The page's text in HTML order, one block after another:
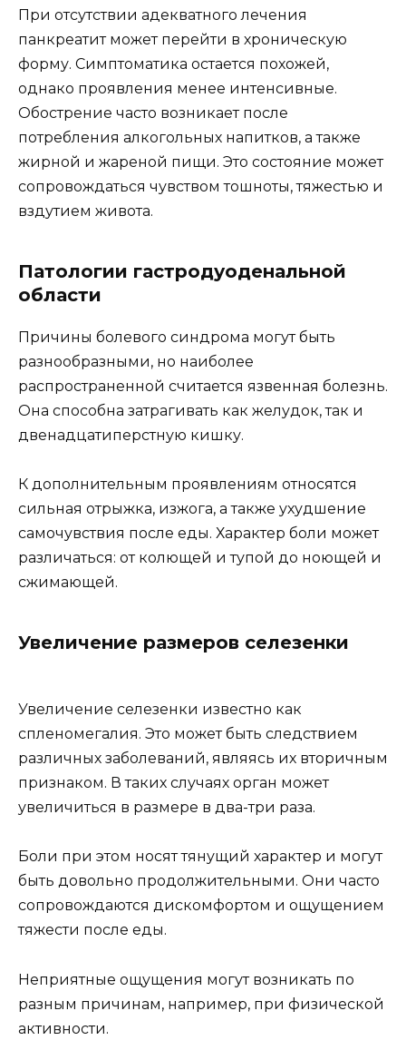
При отсутствии адекватного лечения
панкреатит может перейти в хроническую
форму. Симптоматика остается похожей,
однако проявления менее интенсивные.
Обострение часто возникает после
потребления алкогольных напитков, а также
жирной и жареной пищи. Это состояние может
сопровождаться чувством тошноты, тяжестью и
вздутием живота.
Патологии гастродуоденальной
области
Причины болевого синдрома могут быть
разнообразными, но наиболее
распространенной считается язвенная болезнь.
Она способна затрагивать как желудок, так и
двенадцатиперстную кишку.
К дополнительным проявлениям относятся
сильная отрыжка, изжога, а также ухудшение
самочувствия после еды. Характер боли может
различаться: от колющей и тупой до ноющей и
сжимающей.
Увеличение размеров селезенки
Увеличение селезенки известно как
спленомегалия. Это может быть следствием
различных заболеваний, являясь их вторичным
признаком. В таких случаях орган может
увеличиться в размере в два-три раза.
Боли при этом носят тянущий характер и могут
быть довольно продолжительными. Они часто
сопровождаются дискомфортом и ощущением
тяжести после еды.
Неприятные ощущения могут возникать по
разным причинам, например, при физической
активности.